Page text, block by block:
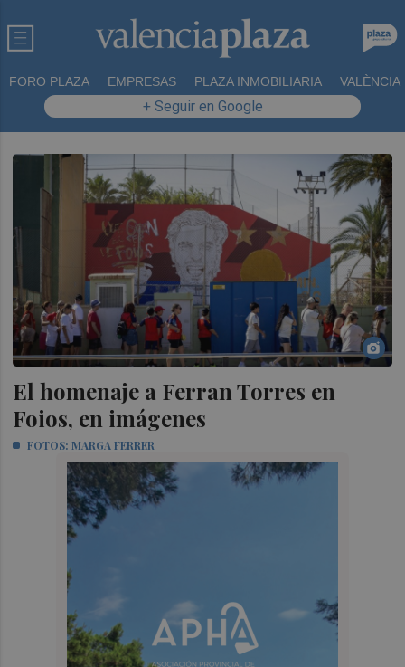
FORO PLAZA EMPRESAS PLAZA INMOBILIARIA VALÈNCIA
+ Seguir en Google
El homenaje a Ferran Torres en
Foios, en imágenes
FOTOS: MARGA FERRER